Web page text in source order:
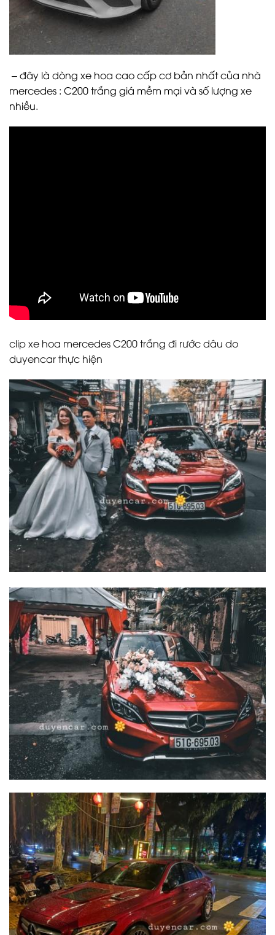
– đây là dòng xe hoa cao cấp cơ bản nhất của nhà
mercedes : C200 trắng giá mềm mại và số lượng xe
nhiều.
clip xe hoa mercedes C200 trắng đi rước dâu do
duyencar thực hiện